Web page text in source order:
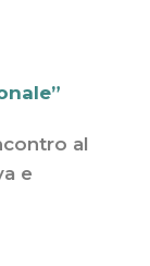
al
e